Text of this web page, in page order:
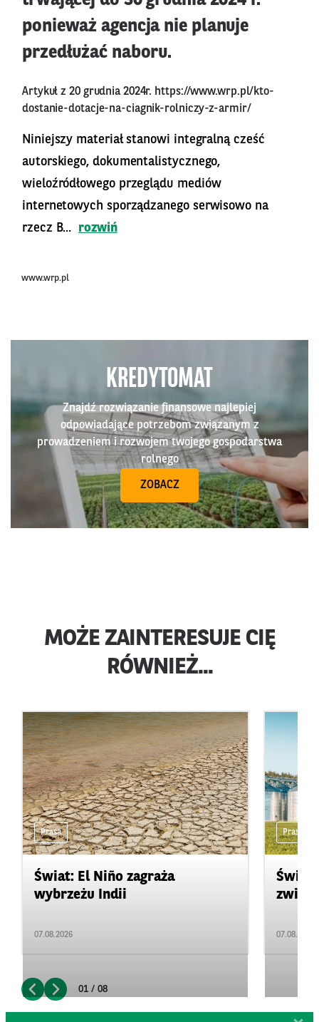
ponieważ agencja nie planuje
przedłużać naboru.
Artykuł z 20 grudnia 2024r. https://www.wrp.pl/kto-
dostanie-dotacje-na-ciagnik-rolniczy-z-armir/
Niniejszy materiał stanowi integralną cześć
autorskiego, dokumentalistycznego,
wieloźródłowego przeglądu mediów
internetowych sporządzanego serwisowo na
rzecz B...
rozwiń
www.wrp.pl
KREDYTOMAT
Znajdź rozwiązanie finansowe najlepiej
odpowiadające potrzebom związanym z
prowadzeniem i rozwojem twojego gospodarstwa
rolnego
ZOBACZ
MOŻE ZAINTERESUJE CIĘ
RÓWNIEŻ...
Prasa
Świat: El Niño zagraża
wybrzeżu Indii
07.08.2026
Prasa
07.08.2026
01 / 08